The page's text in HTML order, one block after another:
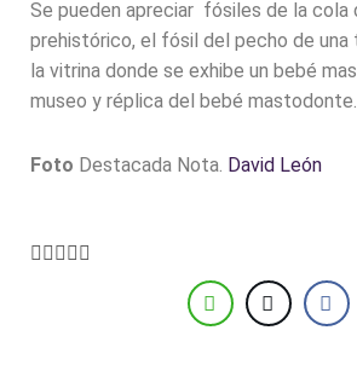
Se pueden apreciar fósiles de la cola
prehistórico, el fósil del pecho de
la vitrina donde se exhibe un bebé
museo y réplica del bebé mastodonte.
Foto Destacada Nota. David León
